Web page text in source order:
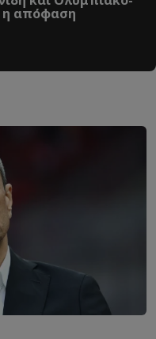
η απόφαση